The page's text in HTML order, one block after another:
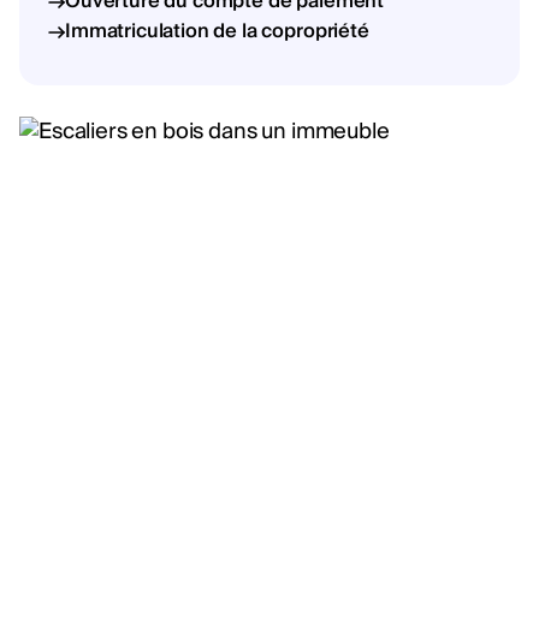
Immatriculation de la copropriété